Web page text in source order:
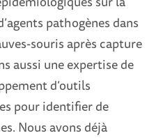
pathogènes dans
souris après capture
aussi une expertise de
d’outils
pour identifier de
Nous avons déjà